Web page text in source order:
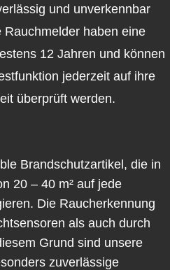
und unverkennbar
Rauchmelder haben eine
12 Jahren und können
jederzeit auf ihre
überprüft werden.
Brandschutzartikel, die in
20 – 40 m² auf jede
Die Raucherkennung
als auch durch
Grund sind unsere
zuverlässige